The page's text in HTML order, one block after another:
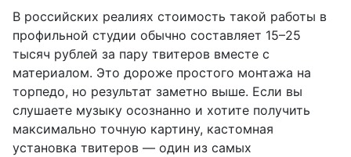
В российских реалиях стоимость такой работы в
профильной студии обычно составляет 15–25
тысяч рублей за пару твитеров вместе с
материалом. Это дороже простого монтажа на
торпедо, но результат заметно выше. Если вы
слушаете музыку осознанно и хотите получить
максимально точную картину, кастомная
установка твитеров — один из самых